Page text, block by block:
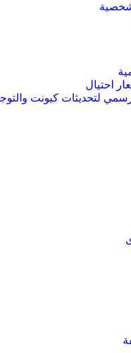
لتحديثات كيونت